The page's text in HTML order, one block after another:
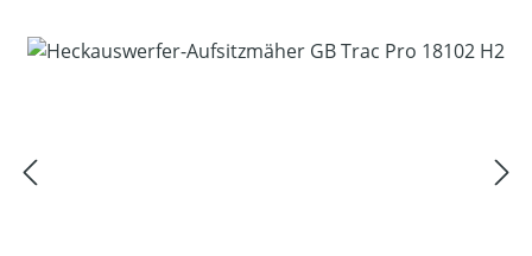
Bildergalerie überspringen